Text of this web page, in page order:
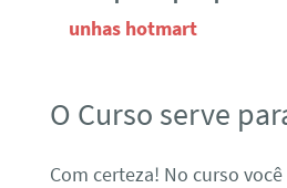
unhas hotmart
O Curso serve
Com certeza! No curso